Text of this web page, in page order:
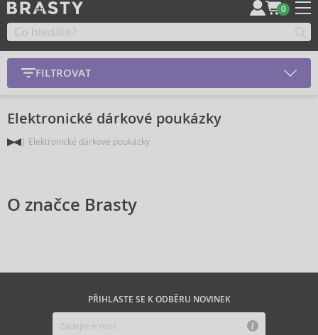
0
FILTROVAT
Elektronické dárkové poukázky
Elektronické dárkové poukázky
O značce Brasty
PŘIHLASTE SE K ODBĚRU NOVINEK